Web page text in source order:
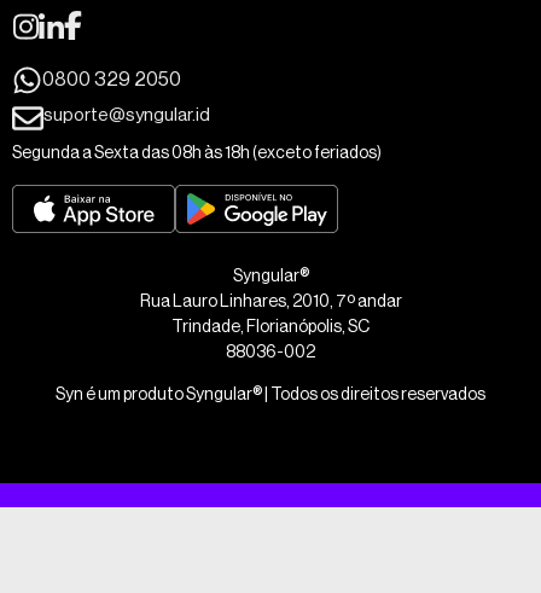
Syngular®
Rua Lauro Linhares, 2010, 7º andar
Trindade, Florianópolis, SC
88036-002
Syn é um produto Syngular® | Todos os direitos reservados
0800 329 2050
suporte@syngular.id
Segunda a Sexta das 08h às 18h (exceto feriados)